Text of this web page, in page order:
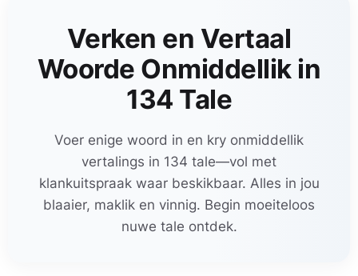
Verken en Vertaal
Woorde Onmiddellik in
134 Tale
Voer enige woord in en kry onmiddellik
vertalings in 134 tale—vol met
klankuitspraak waar beskikbaar. Alles in jou
blaaier, maklik en vinnig. Begin moeiteloos
nuwe tale ontdek.